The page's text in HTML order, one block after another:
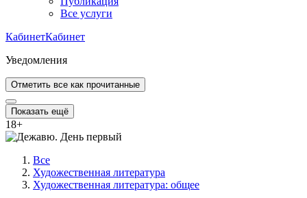
Все услуги
КабинетКабинет
Уведомления
Отметить все как прочитанные
Показать ещё
18+
Все
Художественная литература
Художественная литература: общее